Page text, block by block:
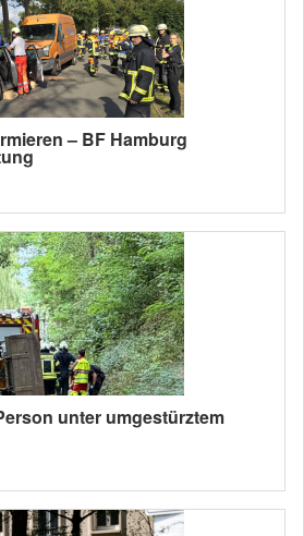
– BF Hamburg
unter umgestürztem